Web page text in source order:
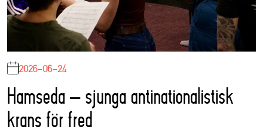
2026-06-24
Hamseda – sjunga antinationalistisk
krans för fred